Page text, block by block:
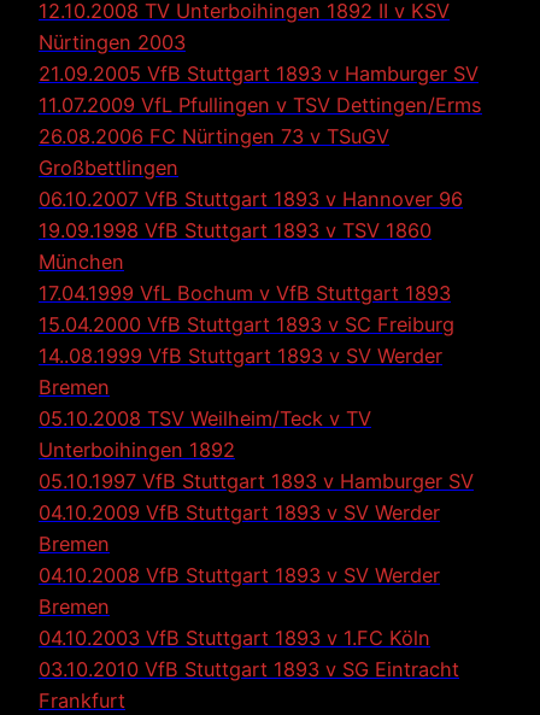
12.10.2008 TV Unterboihingen 1892 II v KSV
Nürtingen 2003
21.09.2005 VfB Stuttgart 1893 v Hamburger SV
11.07.2009 VfL Pfullingen v TSV Dettingen/Erms
26.08.2006 FC Nürtingen 73 v TSuGV
Großbettlingen
06.10.2007 VfB Stuttgart 1893 v Hannover 96
19.09.1998 VfB Stuttgart 1893 v TSV 1860
München
17.04.1999 VfL Bochum v VfB Stuttgart 1893
15.04.2000 VfB Stuttgart 1893 v SC Freiburg
14..08.1999 VfB Stuttgart 1893 v SV Werder
Bremen
05.10.2008 TSV Weilheim/Teck v TV
Unterboihingen 1892
05.10.1997 VfB Stuttgart 1893 v Hamburger SV
04.10.2009 VfB Stuttgart 1893 v SV Werder
Bremen
04.10.2008 VfB Stuttgart 1893 v SV Werder
Bremen
04.10.2003 VfB Stuttgart 1893 v 1.FC Köln
03.10.2010 VfB Stuttgart 1893 v SG Eintracht
Frankfurt